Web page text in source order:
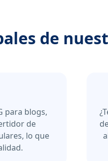
de
para blogs,
de
lo que